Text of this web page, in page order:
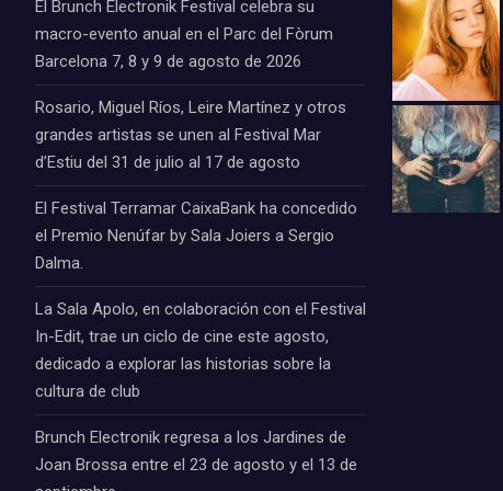
El Brunch Electronik Festival celebra su
macro-evento anual en el Parc del Fòrum
Barcelona 7, 8 y 9 de agosto de 2026
Rosario, Miguel Ríos, Leire Martínez y otros
grandes artistas se unen al Festival Mar
d’Estiu del 31 de julio al 17 de agosto
El Festival Terramar CaixaBank ha concedido
el Premio Nenúfar by Sala Joiers a Sergio
Dalma.
La Sala Apolo, en colaboración con el Festival
In-Edit, trae un ciclo de cine este agosto,
dedicado a explorar las historias sobre la
cultura de club
Brunch Electronik regresa a los Jardines de
Joan Brossa entre el 23 de agosto y el 13 de